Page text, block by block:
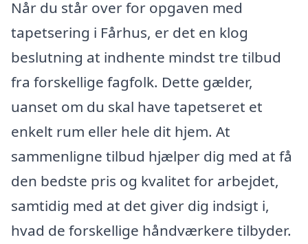
Når du står over for opgaven med
tapetsering i Fårhus, er det en klog
beslutning at indhente mindst tre tilbud
fra forskellige fagfolk. Dette gælder,
uanset om du skal have tapetseret et
enkelt rum eller hele dit hjem. At
sammenligne tilbud hjælper dig med at få
den bedste pris og kvalitet for arbejdet,
samtidig med at det giver dig indsigt i,
hvad de forskellige håndværkere tilbyder.